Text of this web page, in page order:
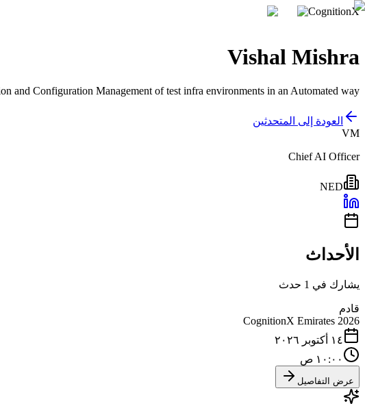
CognitionX
Vishal Mishra
and Configuration Management of test infra environments in an Automated way.
العودة إلى المتحدثين
VM
Chief AI Officer
NED
الأحداث
يشارك في 1 حدث
قادم
CognitionX Emirates 2026
١٤ أكتوبر ٢٠٢٦
١٠:٠٠ ص
عرض التفاصيل